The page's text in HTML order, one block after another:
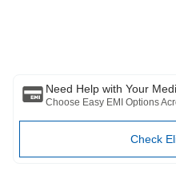
Need Help with Your
Choose Easy EMI Options
Check